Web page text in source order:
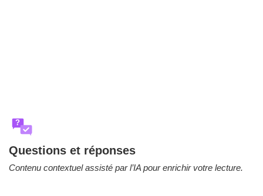
?
Questions et réponses
Contenu contextuel assisté par l’IA pour enrichir votre lecture.